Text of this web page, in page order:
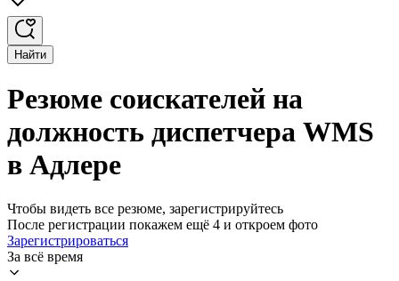
Найти
Резюме соискателей на
должность диспетчера WMS
в Адлере
Чтобы видеть все резюме, зарегистрируйтесь
После регистрации покажем ещё 4 и откроем фото
Зарегистрироваться
За всё время